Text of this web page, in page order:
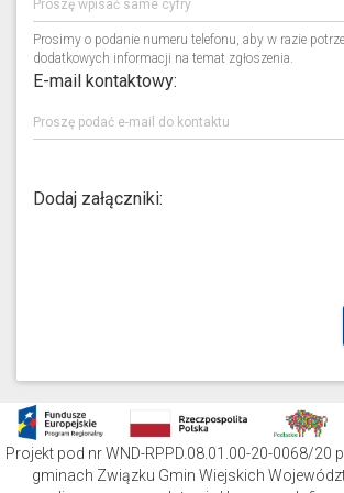
Prosimy o podanie numeru telefonu, aby w razie
dodatkowych informacji na temat zgłoszenia.
E-mail kontaktowy:
Dodaj załączniki:
Projekt pod nr WND-RPPD.08.01.00-20-0068/20
gminach Związku Gmin Wiejskich